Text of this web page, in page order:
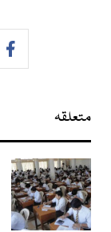
متعلقہ